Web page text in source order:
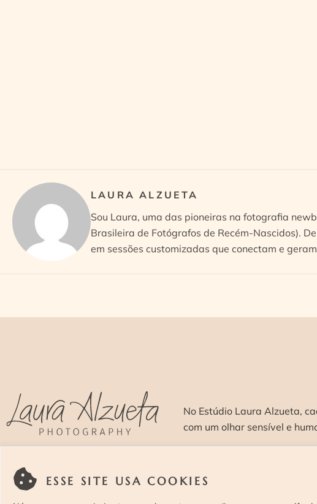
ESSE SITE USA COOKIES
LAURA ALZUETA
Sou Laura, uma das pioneiras na fotografia
Brasileira de Fotógrafos de Recém-Nascidos).
em sessões customizadas que conectam e
No Estúdio Laura Alzueta,
com um olhar sensível e
SOBRE >